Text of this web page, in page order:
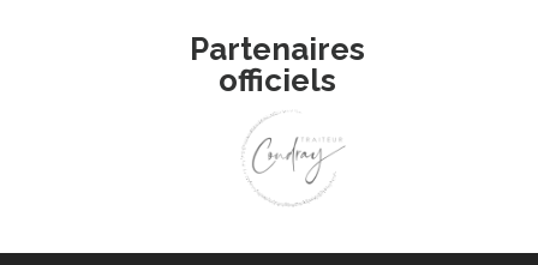
Partenaires
officiels